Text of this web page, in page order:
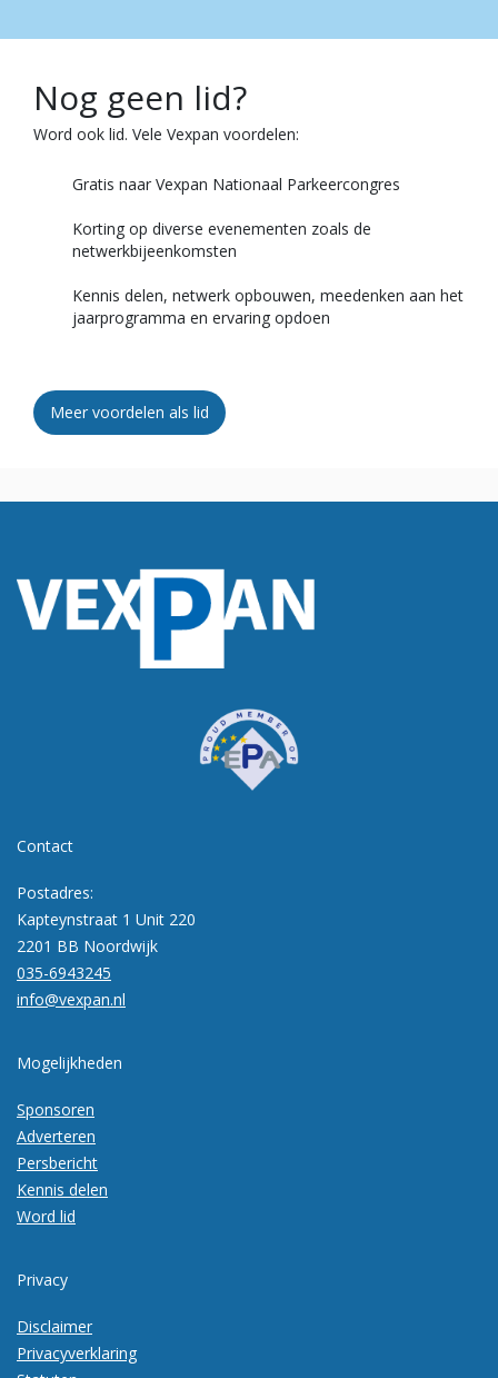
Nog geen lid?
Word ook lid. Vele Vexpan voordelen:
Gratis naar Vexpan Nationaal Parkeercongres
Korting op diverse evenementen zoals de
netwerkbijeenkomsten
Kennis delen, netwerk opbouwen, meedenken aan het
jaarprogramma en ervaring opdoen
Meer voordelen als lid
Contact
Postadres:
Kapteynstraat 1 Unit 220
2201 BB Noordwijk
035-6943245
info@vexpan.nl
Mogelijkheden
Sponsoren
Adverteren
Persbericht
Kennis delen
Word lid
Privacy
Disclaimer
Privacyverklaring